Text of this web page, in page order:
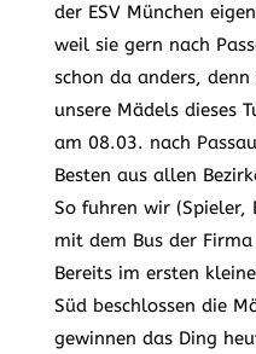
der ESV München
weil sie gern nach
schon da anders,
unsere Mädels dieses
am 08.03. nach
Besten aus allen
So fuhren wir (Spieler,
mit dem Bus der
Bereits im ersten
Süd beschlossen die
gewinnen das Ding